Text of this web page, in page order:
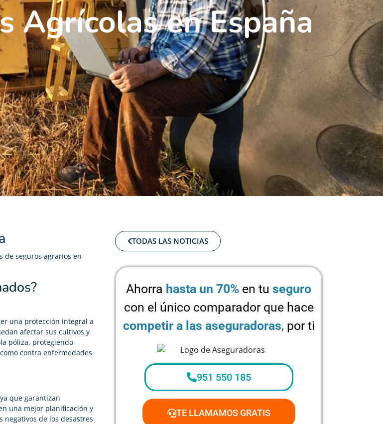
Agrícolas en España
de seguros agrarios en
una protección integral a
afectar sus cultivos y
póliza, protegiendo
contra enfermedades
que garantizan
una mejor planificación y
de los desastres
TODAS LAS NOTICIAS
Ahorra hasta un 70% en tu seguro
con el único comparador que hace
competir a las aseguradoras, por ti
951 550 185
TE LLAMAMOS GRATIS